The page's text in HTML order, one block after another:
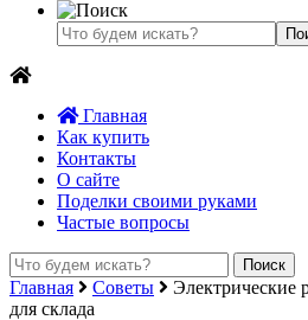
Главная
Как купить
Контакты
О сайте
Поделки своими руками
Частые вопросы
Главная Советы
Электрические
для склада